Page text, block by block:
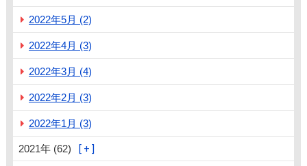
2022年5月 (2)
2022年4月 (3)
2022年3月 (4)
2022年2月 (3)
2022年1月 (3)
2021年 (62)